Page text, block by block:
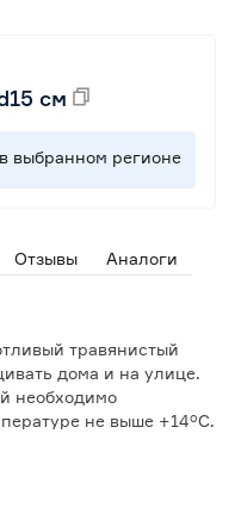
см
выбранном регионе
Отзывы Аналоги
травянистый
дома и на улице.
необходимо
не выше +14°C.
на балкон,